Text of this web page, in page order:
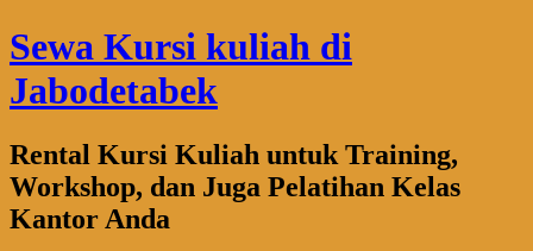
Sewa Kursi kuliah di
Jabodetabek
Rental Kursi Kuliah untuk Training,
Workshop, dan Juga Pelatihan Kelas
Kantor Anda